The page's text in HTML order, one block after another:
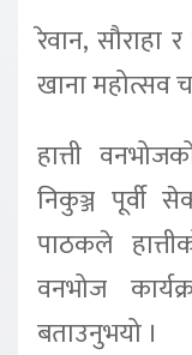
रेवान, सौराहा
खाना महोत्सव
हात्ती
निकुञ्ज पूर्वी
पाठकले
वनभोज
बताउनुभयो ।